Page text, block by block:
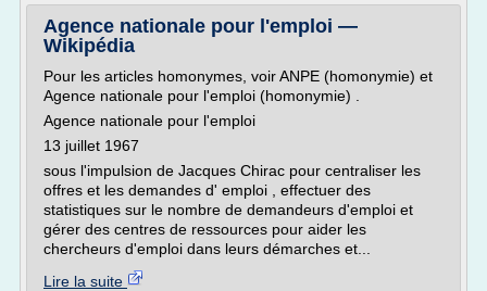
Agence nationale pour l'emploi —
Wikipédia
Pour les articles homonymes, voir ANPE (homonymie) et
Agence nationale pour l'emploi (homonymie) .
Agence nationale pour l'emploi
13 juillet 1967
sous l'impulsion de Jacques Chirac pour centraliser les
offres et les demandes d' emploi , effectuer des
statistiques sur le nombre de demandeurs d'emploi et
gérer des centres de ressources pour aider les
chercheurs d'emploi dans leurs démarches et...
Lire la suite